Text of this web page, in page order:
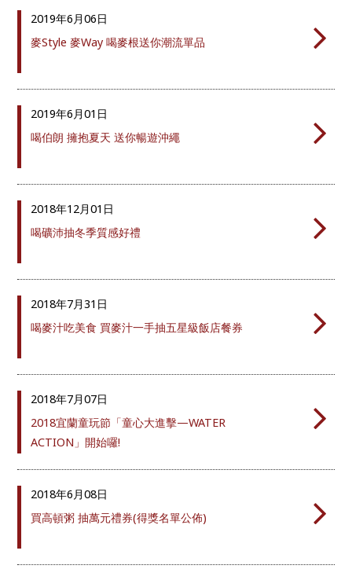
2019年6月06日
麥Style 麥Way 喝麥根送你潮流單品
2019年6月01日
喝伯朗 擁抱夏天 送你暢遊沖繩
2018年12月01日
喝礦沛抽冬季質感好禮
2018年7月31日
喝麥汁吃美食 買麥汁一手抽五星級飯店餐券
2018年7月07日
2018宜蘭童玩節「童心大進擊—WATER
ACTION」開始囉!
2018年6月08日
買高頓粥 抽萬元禮券(得獎名單公佈)